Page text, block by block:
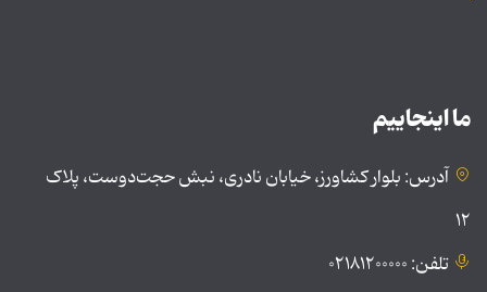
ما اینجاییم
آدرس: بلوار کشاورز، خیابان نادری، نبش حجت‌دوست، پلاک
۱۲
تلفن: ۰۲۱۸۱۲۰۰۰۰۰